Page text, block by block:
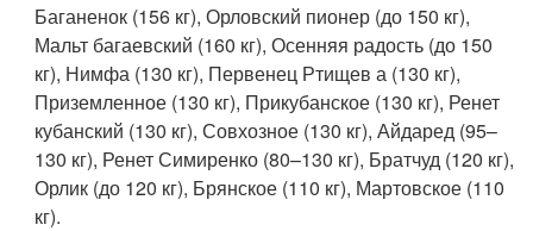
Баганенок (156 кг), Орловский пионер (до 150 кг),
Мальт багаевский (160 кг), Осенняя радость (до 150
кг), Нимфа (130 кг), Первенец Ртищев а (130 кг),
Приземленное (130 кг), Прикубанское (130 кг), Ренет
кубанский (130 кг), Совхозное (130 кг), Айдаред (95–
130 кг), Ренет Симиренко (80–130 кг), Братчуд (120 кг),
Орлик (до 120 кг), Брянское (110 кг), Мартовское (110
кг).